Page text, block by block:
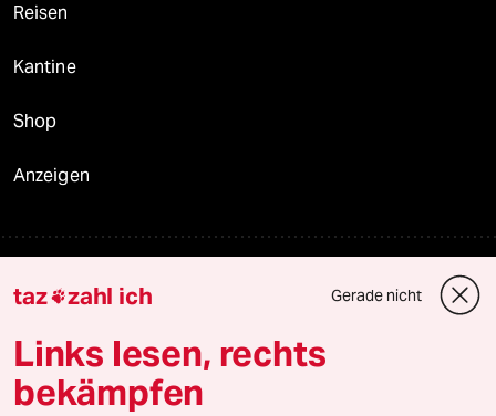
Reisen
Kantine
Shop
Anzeigen
Feedback
Aboservice
taz zahl ich Gerade nicht
Links lesen, rechts
bekämpfen